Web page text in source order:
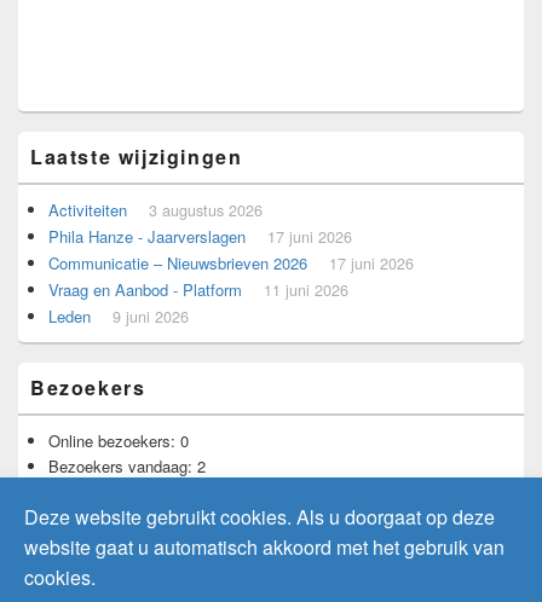
Laatste wijzigingen
Activiteiten 3 augustus 2026
Phila Hanze - Jaarverslagen 17 juni 2026
Communicatie – Nieuwsbrieven 2026 17 juni 2026
Vraag en Aanbod - Platform 11 juni 2026
Leden 9 juni 2026
Bezoekers
Online bezoekers: 0
Bezoekers vandaag: 2
Totaal aantal bezoekers:11.730
Deze website gebruikt cookies. Als u doorgaat op deze
website gaat u automatisch akkoord met het gebruik van
cookies.